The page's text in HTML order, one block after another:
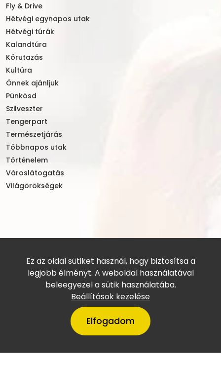
Ez az oldal sütiket használ, hogy biztosítsa a
legjobb élményt. A weboldal használatával
beleegyezel a sütik használatába.
Beállítások kezelése
Elfogadom
Fly & Drive
Hétvégi egynapos utak
Hétvégi túrák
Kalandtúra
Körutazás
Kultúra
Önnek ajánljuk
Pünkösd
Szilveszter
Tengerpart
Természetjárás
Többnapos utak
Történelem
Városlátogatás
Világörökségek